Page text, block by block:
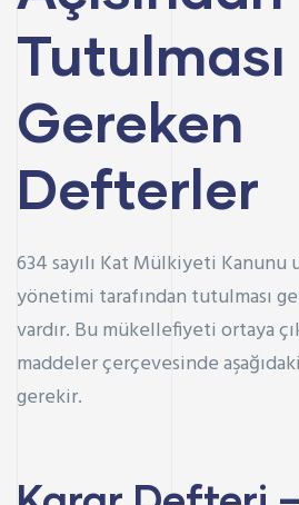
Tutulması
Gereken
Defterler
634 sayılı Kat Mülkiyeti Kanunu
yönetimi tarafından tutulması
vardır. Bu mükellefiyeti ortaya
maddeler çerçevesinde
gerekir.